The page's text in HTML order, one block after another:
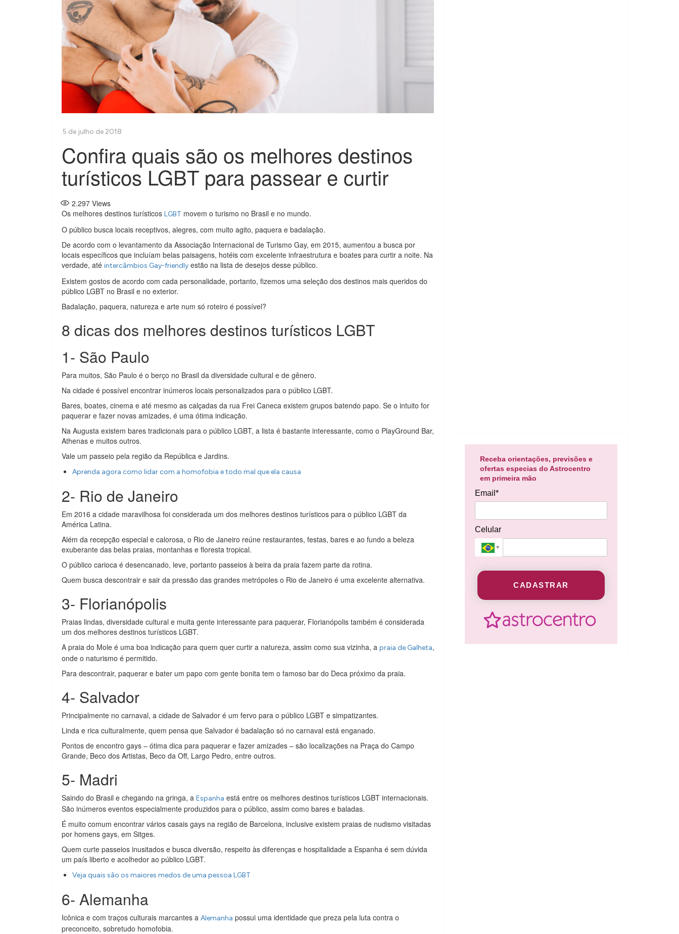
Confira quais são os melhores destinos
turísticos LGBT para passear e curtir
2.297 Views
Os melhores destinos turísticos LGBT movem o turismo no Brasil e no mundo.
O público busca locais receptivos, alegres, com muito agito, paquera e badalação.
De acordo com o levantamento da Associação Internacional de Turismo Gay, em 2015, aumentou a busca por
locais específicos que incluíam belas paisagens, hotéis com excelente infraestrutura e boates para curtir a noite. Na
verdade, até intercâmbios Gay-friendly estão na lista de desejos desse público.
Existem gostos de acordo com cada personalidade, portanto, fizemos uma seleção dos destinos mais queridos do
público LGBT no Brasil e no exterior.
Badalação, paquera, natureza e arte num só roteiro é possível?
8 dicas dos melhores destinos turísticos LGBT
1- São Paulo
Para muitos, São Paulo é o berço no Brasil da diversidade cultural e de gênero.
Na cidade é possível encontrar inúmeros locais personalizados para o público LGBT.
Bares, boates, cinema e até mesmo as calçadas da rua Frei Caneca existem grupos batendo papo. Se o intuito for
paquerar e fazer novas amizades, é uma ótima indicação.
Na Augusta existem bares tradicionais para o público LGBT, a lista é bastante interessante, como o PlayGround Bar,
Athenas e muitos outros.
Vale um passeio pela região da República e Jardins.
Aprenda agora como lidar com a homofobia e todo mal que ela causa
2- Rio de Janeiro
Em 2016 a cidade maravilhosa foi considerada um dos melhores destinos turísticos para o público LGBT da
América Latina.
Além da recepção especial e calorosa, o Rio de Janeiro reúne restaurantes, festas, bares e ao fundo a beleza
exuberante das belas praias, montanhas e floresta tropical.
O público carioca é desencanado, leve, portanto passeios à beira da praia fazem parte da rotina.
Quem busca descontrair e sair da pressão das grandes metrópoles o Rio de Janeiro é uma excelente alternativa.
3- Florianópolis
Praias lindas, diversidade cultural e muita gente interessante para paquerar, Florianópolis também é considerada
um dos melhores destinos turísticos LGBT.
A praia do Mole é uma boa indicação para quem quer curtir a natureza, assim como sua vizinha, a praia de Galheta,
onde o naturismo é permitido.
Para descontrair, paquerar e bater um papo com gente bonita tem o famoso bar do Deca próximo da praia.
4- Salvador
Principalmente no carnaval, a cidade de Salvador é um fervo para o público LGBT e simpatizantes.
Linda e rica culturalmente, quem pensa que Salvador é badalação só no carnaval está enganado.
Pontos de encontro gays – ótima dica para paquerar e fazer amizades – são localizações na Praça do Campo
Grande, Beco dos Artistas, Beco da Off, Largo Pedro, entre outros.
5- Madri
Saindo do Brasil e chegando na gringa, a Espanha está entre os melhores destinos turísticos LGBT internacionais.
São inúmeros eventos especialmente produzidos para o público, assim como bares e baladas.
É muito comum encontrar vários casais gays na região de Barcelona, inclusive existem praias de nudismo visitadas
por homens gays, em Sitges.
Quem curte passeios inusitados e busca diversão, respeito às diferenças e hospitalidade a Espanha é sem dúvida
um país liberto e acolhedor ao público LGBT.
Veja quais são os maiores medos de uma pessoa LGBT
6- Alemanha
Icônica e com traços culturais marcantes a Alemanha possui uma identidade que preza pela luta contra o
preconceito, sobretudo homofobia.
Receba orientações, previsões e
ofertas especias do Astrocentro
em primeira mão
Email*
Celular
CADASTRAR